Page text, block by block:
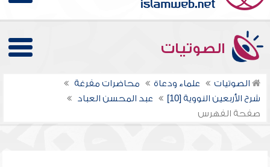
الصوتيات
الصوتيات علماء ودعاة
محاضرات مفرغة
شرح الأربعين النووية [10]
عبد المحسن العباد
صفحة الفهرس